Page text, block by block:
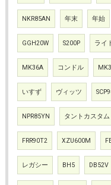
NKR85AN 年末 年始
GGH20W S200P ライ
MK36A コンドル
いすず ヴィッツ
NPR85YN タントカスタム
FRR90T2 XZU600M
レガシー BH5 DB52V